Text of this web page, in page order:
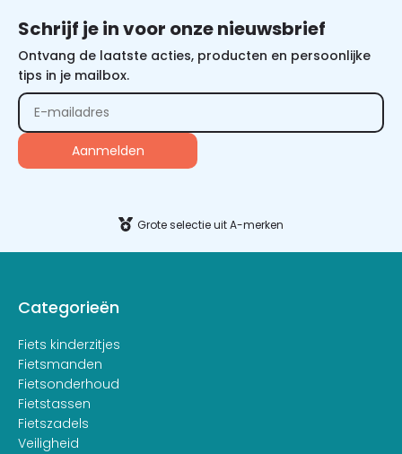
Schrijf je in voor onze nieuwsbrief
Ontvang de laatste acties, producten en persoonlijke
tips in je mailbox.
Grote selectie uit A-merken
Categorieën
Fiets kinderzitjes
Fietsmanden
Fietsonderhoud
Fietstassen
Fietszadels
Veiligheid